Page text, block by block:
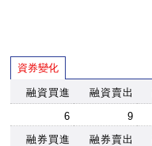
資券變化
融資買進 融資賣出
6
9
融券買進
融券賣出